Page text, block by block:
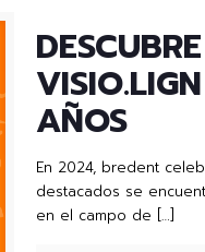
AÑOS
En 2024, bredent
destacados se
en el campo de […]